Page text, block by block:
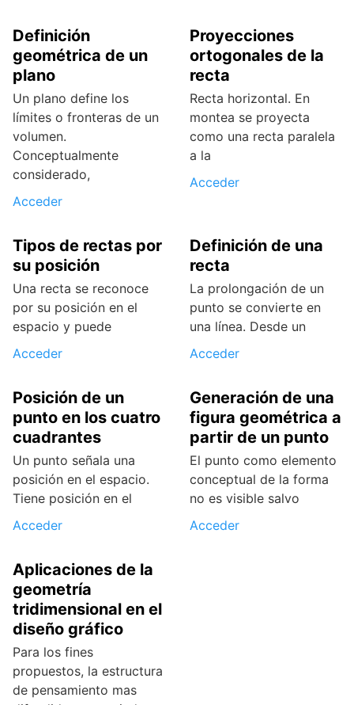
Definición
geométrica de un
plano
Un plano define los
límites o fronteras de un
volumen.
Conceptualmente
considerado,
Acceder
Proyecciones
ortogonales de la
recta
Recta horizontal. En
montea se proyecta
como una recta paralela
a la
Acceder
Tipos de rectas por
su posición
Una recta se reconoce
por su posición en el
espacio y puede
Acceder
Definición de una
recta
La prolongación de un
punto se convierte en
una línea. Desde un
Acceder
Posición de un
punto en los cuatro
cuadrantes
Un punto señala una
posición en el espacio.
Tiene posición en el
Acceder
Generación de una
figura geométrica a
partir de un punto
El punto como elemento
conceptual de la forma
no es visible salvo
Acceder
Aplicaciones de la
geometría
tridimensional en el
diseño gráfico
Para los fines
propuestos, la estructura
de pensamiento mas